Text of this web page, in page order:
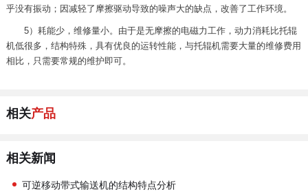
乎没有振动；因减轻了摩擦驱动导致的噪声大的缺点，改善了工作环境。
5）耗能少，维修量小。由于是无摩擦的电磁力工作，动力消耗比托辊
机低很多，结构特殊，具有优良的运转性能，与托辊机需要大量的维修费用
相比，只需要常规的维护即可。
相关产品
相关新闻
可逆移动带式输送机的结构特点分析